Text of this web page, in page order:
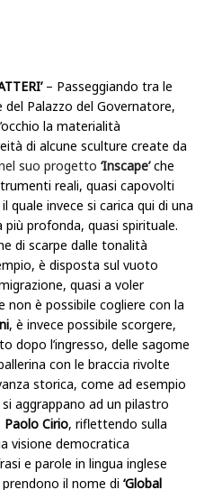
– Passeggiando tra le
del Palazzo del Governatore,
la materialità
di alcune sculture create da
suo progetto ‘Inscape’che
reali, quasi capovolti
quale invece si carica qui di una
più profonda, quasi spirituale.
di scarpe dalle tonalità
è disposta sul vuoto
quasi a voler
non è possibile cogliere con la
, è invece possibile scorgere,
dopo l’ingresso, delle sagome
con le braccia rivolte
storica, come ad esempio
aggrappano ad un pilastro
Paolo Cirio, riflettendo sulla
visione democratica
e parole in lingua inglese
il nome di ‘Global